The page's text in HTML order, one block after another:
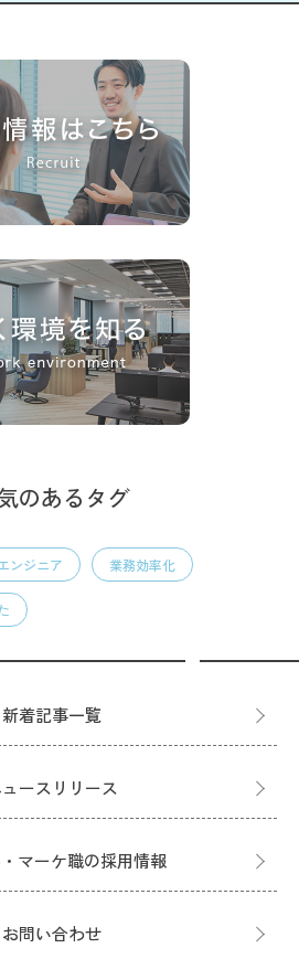
のあるタグ
ンジニア 業務効率化
新着記事一覧
ュースリリース
マーケ職の採用情報
お問い合わせ